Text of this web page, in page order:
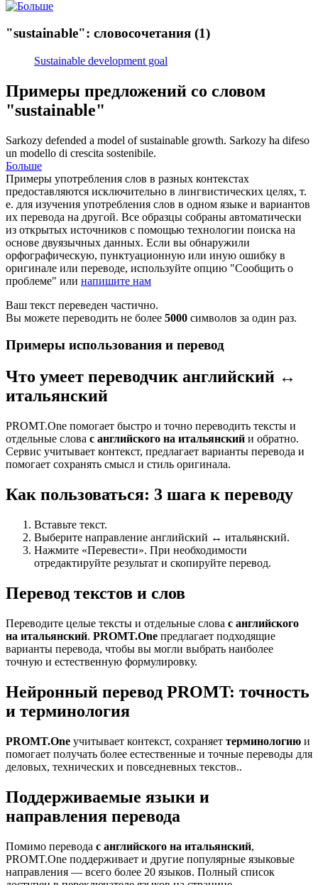
"sustainable": словосочетания (1)
Sustainable development goal
Примеры предложений со словом
"sustainable"
Sarkozy defended a model ofsustainable growth. Sarkozy ha difeso
un modello di crescita sostenibile.
Больше
Примеры употребления слов в разных контекстах
предоставляются исключительно в лингвистических целях, т.
е. для изучения употребления слов в одном языке и вариантов
их перевода на другой. Все образцы собраны автоматически
из открытых источников с помощью технологии поиска на
основе двуязычных данных. Если вы обнаружили
орфографическую, пунктуационную или иную ошибку в
оригинале или переводе, используйте опцию "Сообщить о
проблеме" или напишите нам
Ваш текст переведен частично.
Вы можете переводить не более 5000 символов за один раз.
Примеры использования и перевод
Что умеет переводчик английский ↔
итальянский
PROMT.One помогает быстро и точно переводить тексты и
отдельные слова с английского на итальянский и обратно.
Сервис учитывает контекст, предлагает варианты перевода и
помогает сохранять смысл и стиль оригинала.
Как пользоваться: 3 шага к переводу
Вставьте текст.
Выберите направление английский ↔ итальянский.
Нажмите «Перевести». При необходимости
отредактируйте результат и скопируйте перевод.
Перевод текстов и слов
Переводите целые тексты и отдельные слова с английского
на итальянский. PROMT.One предлагает подходящие
варианты перевода, чтобы вы могли выбрать наиболее
точную и естественную формулировку.
Нейронный перевод PROMT: точность
и терминология
PROMT.One учитывает контекст, сохраняет терминологию и
помогает получать более естественные и точные переводы для
деловых, технических и повседневных текстов..
Поддерживаемые языки и
направления перевода
Помимо перевода с английского на итальянский,
PROMT.One поддерживает и другие популярные языковые
направления — всего более 20 языков. Полный список